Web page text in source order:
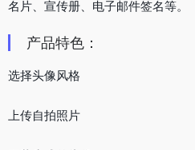
名片、宣传册、电子邮件签名等。
产品特色：
选择头像风格
上传自拍照片